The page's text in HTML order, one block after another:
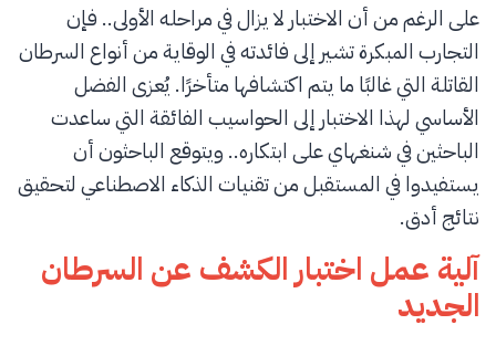
على الرغم من أن الاختبار لا يزال في مراحله الأولى.. فإن
التجارب المبكرة تشير إلى فائدته في الوقاية من أنواع السرطان
القاتلة التي غالبًا ما يتم اكتشافها متأخرًا. يُعزى الفضل
الأساسي لهذا الاختبار إلى الحواسيب الفائقة التي ساعدت
الباحثين في شنغهاي على ابتكاره.. ويتوقع الباحثون أن
يستفيدوا في المستقبل من تقنيات الذكاء الاصطناعي لتحقيق
نتائج أدق.
آلية عمل اختبار الكشف عن السرطان
الجديد